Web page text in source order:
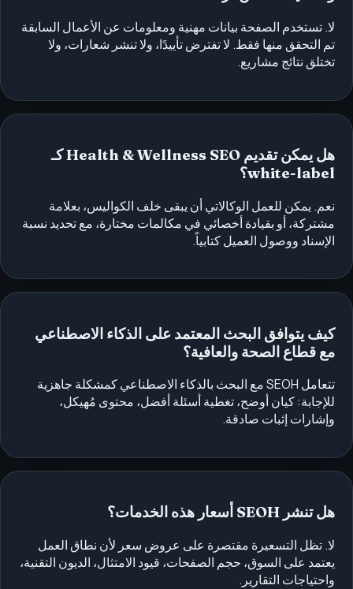
لا. تستخدم الصفحة بيانات مهنية ومعلومات عن الأعمال السابقة
تم التحقق منها فقط. لا تفترض تأييدًا، ولا تنشر شعارات، ولا
تختلق نتائج مشاريع.
هل يمكن تقديم Health & Wellness SEO كـ
white-label؟
نعم. يمكن للعمل الوكالاتي أن يبقى خلف الكواليس، بعلامة
مشتركة، أو بقيادة أخصائي في مكالمات مختارة، مع تحديد نسبة
الإسناد ووصول العميل كتابياً.
كيف يتوافق البحث المعتمد على الذكاء الاصطناعي
مع قطاع الصحة والعافية؟
تتعامل SEOH مع البحث بالذكاء الاصطناعي كمشكلة جاهزية
للإجابة: كيان أوضح، تغطية أسئلة أفضل، محتوى مُهيكل،
وإشارات إثبات صادقة.
هل تنشر SEOH أسعار هذه الخدمات؟
لا. تظل التسعيرة مقتصرة على عروض سعر لأن نطاق العمل
يعتمد على السوق، حجم الصفحات، قيود الامتثال، الديون التقنية،
واحتياجات التقارير.